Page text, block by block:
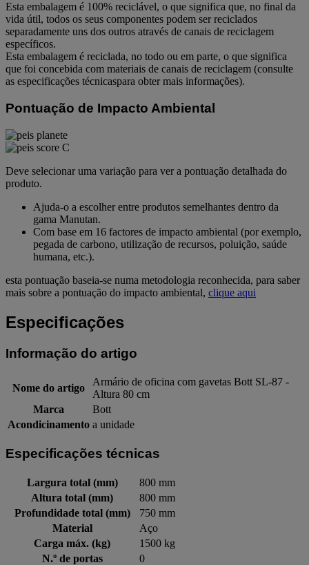
Esta embalagem é 100% reciclável, o que significa que, no final da
vida útil, todos os seus componentes podem ser reciclados
separadamente uns dos outros através de canais de reciclagem
específicos.
Esta embalagem é reciclada, no todo ou em parte, o que significa
que foi concebida com materiais de canais de reciclagem (consulte
as especificações técnicaspara obter mais informações).
Pontuação de Impacto Ambiental
Deve selecionar uma variação para ver a pontuação detalhada do
produto.
Ajuda-o a escolher entre produtos semelhantes dentro da
gama Manutan.
Com base em 16 factores de impacto ambiental (por exemplo,
pegada de carbono, utilização de recursos, poluição, saúde
humana, etc.).
esta pontuação baseia-se numa metodologia reconhecida, para saber
mais sobre a pontuação do impacto ambiental, clique aqui
Especificações
Informação do artigo
Nome do artigo
Armário de oficina com gavetas Bott SL-87 -
Altura 80 cm
Marca
Bott
Acondicinamento a unidade
Especificações técnicas
Largura total (mm)
800 mm
Altura total (mm)
800 mm
Profundidade total (mm)
750 mm
Material
Aço
Carga máx. (kg)
1500 kg
N.º de portas
0